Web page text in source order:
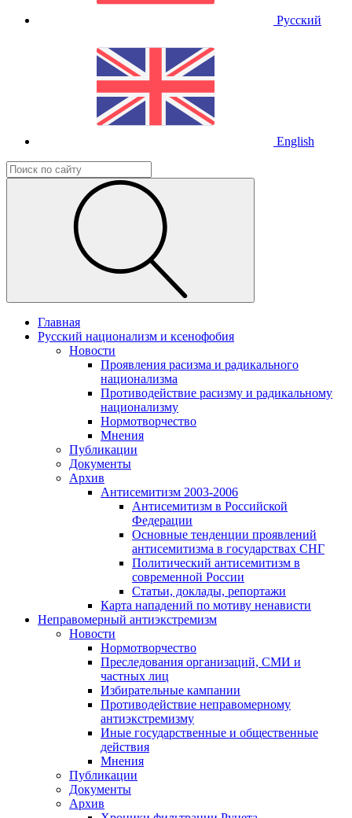
Русский
English
Главная
Русский национализм и ксенофобия
Новости
Проявления расизма и радикального
национализма
Противодействие расизму и радикальному
национализму
Нормотворчество
Мнения
Публикации
Документы
Архив
Антисемитизм 2003-2006
Антисемитизм в Российской
Федерации
Основные тенденции проявлений
антисемитизма в государствах СНГ
Политический антисемитизм в
современной России
Статьи, доклады, репортажи
Карта нападений по мотиву ненависти
Неправомерный антиэкстремизм
Новости
Нормотворчество
Преследования организаций, СМИ и
частных лиц
Избирательные кампании
Противодействие неправомерному
антиэкстремизму
Иные государственные и общественные
действия
Мнения
Публикации
Документы
Архив